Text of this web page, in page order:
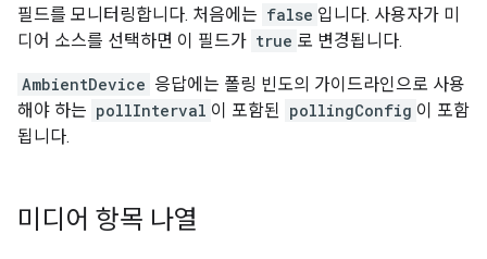
필드를 모니터링합니다. 처음에는 false 입니다. 사용자가 미
디어 소스를 선택하면 이 필드가 true 로 변경됩니다.
AmbientDevice 응답에는 폴링 빈도의 가이드라인으로 사용
해야 하는 pollInterval 이 포함된 pollingConfig 이 포함
됩니다.
미디어 항목 나열